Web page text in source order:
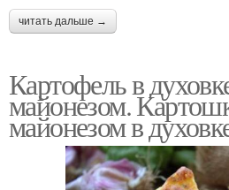
читать дальше →
Картофель в
майонезом.
майонезом в